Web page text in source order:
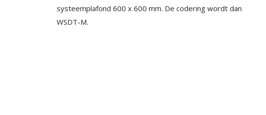
systeemplafond 600 x 600 mm. De codering wordt dan
WSDT-M.